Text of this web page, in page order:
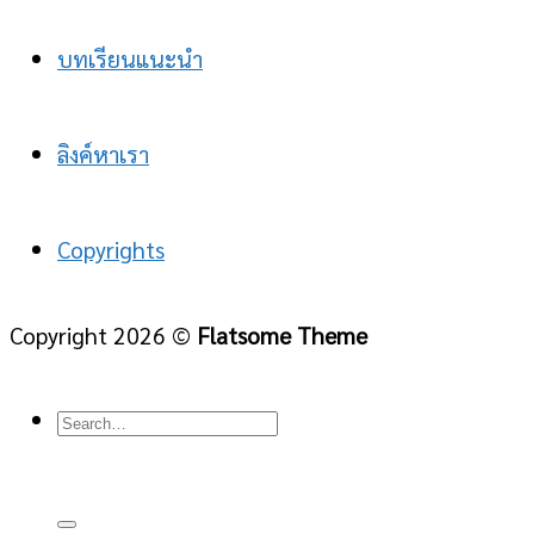
บทเรียนแนะนำ
ลิงค์หาเรา
Copyrights
Copyright 2026 © Flatsome Theme